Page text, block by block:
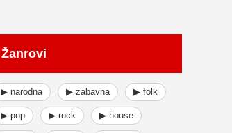
Žanrovi
▶ narodna ▶ zabavna ▶ folk
▶ pop ▶ rock ▶ house